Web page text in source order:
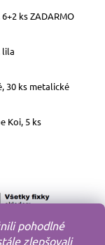
pohodlné
zlepšovali
ks ZADARMO
lila
30 ks metalické
Koi, 5 ks